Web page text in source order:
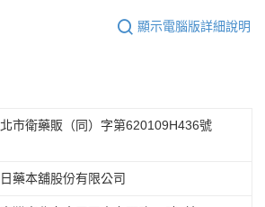
顯示電腦版詳細說明
北市衛藥販（同）字第620109H436號
日藥本舖股份有限公司